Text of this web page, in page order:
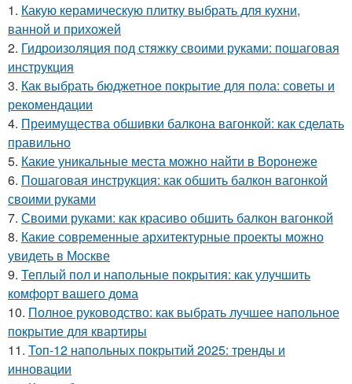
1. Какую керамическую плитку выбрать для кухни,
ванной и прихожей
2. Гидроизоляция под стяжку своими руками: пошаговая
инструкция
3. Как выбрать бюджетное покрытие для пола: советы и
рекомендации
4. Преимущества обшивки балкона вагонкой: как сделать
правильно
5. Какие уникальные места можно найти в Воронеже
6. Пошаговая инструкция: как обшить балкон вагонкой
своими руками
7. Своими руками: как красиво обшить балкон вагонкой
8. Какие современные архитектурные проекты можно
увидеть в Москве
9. Теплый пол и напольные покрытия: как улучшить
комфорт вашего дома
10. Полное руководство: как выбрать лучшее напольное
покрытие для квартиры
11. Топ-12 напольных покрытий 2025: тренды и
инновации